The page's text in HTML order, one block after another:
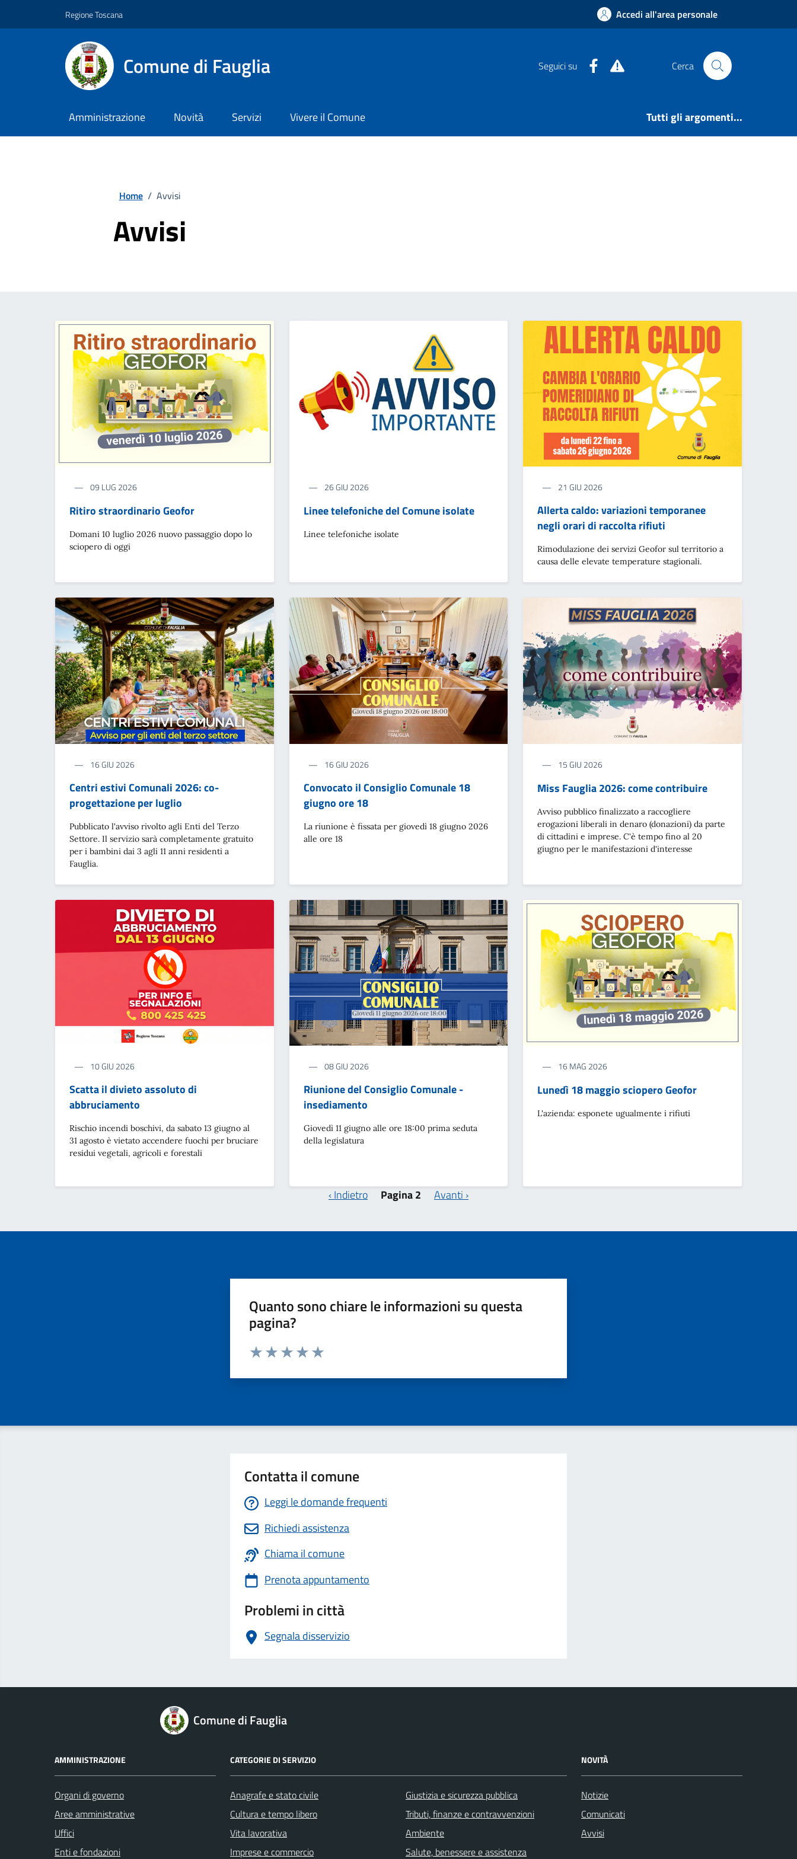
Regione Toscana Accedi all'area personale
Comune di Fauglia Seguici su FacebookAlert SystemCerca
Amministrazione Novità Servizi Vivere il Comune Tutti gli argomenti...
Home / Avvisi
Avvisi
09 LUG 2026
Ritiro straordinario Geofor
Domani 10 luglio 2026 nuovo passaggio dopo lo
sciopero di oggi
26 GIU 2026
Linee telefoniche del Comune isolate
Linee telefoniche isolate
21 GIU 2026
Allerta caldo: variazioni temporanee
negli orari di raccolta rifiuti
Rimodulazione dei servizi Geofor sul territorio a
causa delle elevate temperature stagionali.
16 GIU 2026
Centri estivi Comunali 2026: co-
progettazione per luglio
Pubblicato l'avviso rivolto agli Enti del Terzo
Settore. Il servizio sarà completamente gratuito
per i bambini dai 3 agli 11 anni residenti a
Fauglia.
16 GIU 2026
Convocato il Consiglio Comunale 18
giugno ore 18
La riunione è fissata per giovedì 18 giugno 2026
alle ore 18
15 GIU 2026
Miss Fauglia 2026: come contribuire
Avviso pubblico finalizzato a raccogliere
erogazioni liberali in denaro (donazioni) da parte
di cittadini e imprese. C'è tempo fino al 20
giugno per le manifestazioni d'interesse
10 GIU 2026
Scatta il divieto assoluto di
abbruciamento
Rischio incendi boschivi, da sabato 13 giugno al
31 agosto è vietato accendere fuochi per bruciare
residui vegetali, agricoli e forestali
08 GIU 2026
Riunione del Consiglio Comunale -
insediamento
Giovedì 11 giugno alle ore 18:00 prima seduta
della legislatura
16 MAG 2026
Lunedì 18 maggio sciopero Geofor
L'azienda: esponete ugualmente i rifiuti
Pagina precedente
‹ Indietro Pagina 2 Pagina successiva
Avanti ›
Quanto sono chiare le informazioni su questa
pagina?
Valuta da 1 a 5 stelle la pagina
Contatta il comune
Leggi le domande frequenti
Richiedi assistenza
Chiama il comune
Prenota appuntamento
Problemi in città
Segnala disservizio
Comune di Fauglia
AMMINISTRAZIONE
Organi di governo
Aree amministrative
Uffici
Enti e fondazioni
CATEGORIE DI SERVIZIO
Anagrafe e stato civile
Cultura e tempo libero
Vita lavorativa
Imprese e commercio
Giustizia e sicurezza pubblica
Tributi, finanze e contravvenzioni
Ambiente
Salute, benessere e assistenza
NOVITÀ
Notizie
Comunicati
Avvisi